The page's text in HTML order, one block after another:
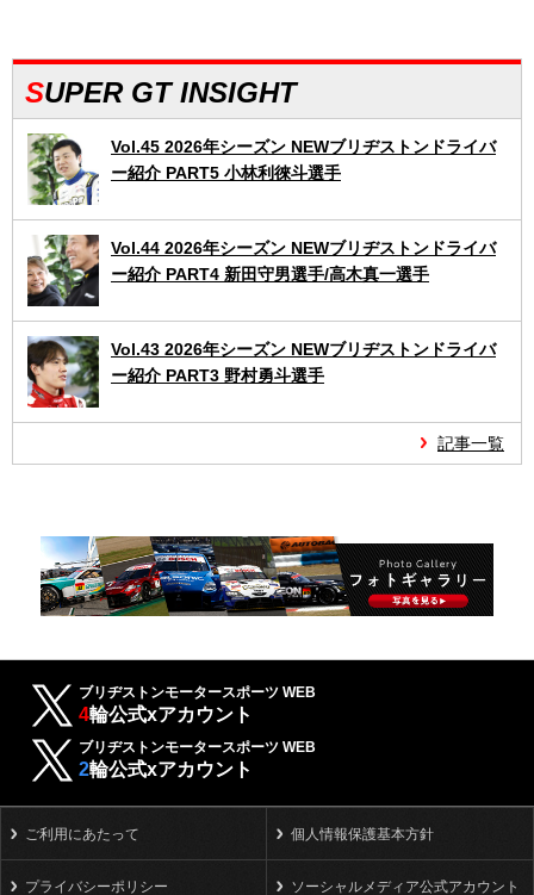
SUPER GT INSIGHT
Vol.45 2026年シーズン NEWブリヂストンドライバ
ー紹介 PART5 小林利徠斗選手
Vol.44 2026年シーズン NEWブリヂストンドライバ
ー紹介 PART4 新田守男選手/高木真一選手
Vol.43 2026年シーズン NEWブリヂストンドライバ
ー紹介 PART3 野村勇斗選手
記事一覧
ブリヂストンモータースポーツ WEB
4輪公式xアカウント
ブリヂストンモータースポーツ WEB
2輪公式xアカウント
ご利用にあたって 個人情報保護基本方針
プライバシーポリシー ソーシャルメディア公式アカウント